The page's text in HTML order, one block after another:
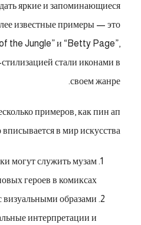
яркие и запоминающиеся
известные примеры — это
the Jungle” и “Betty Page”,
стали иконами в
своем жанре.
примеров, как пин ап
вписывается в мир искусства:
могут служить музам
героев в комиксах;
образами
интерпретации и